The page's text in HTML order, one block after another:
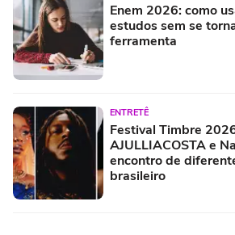
Enem 2026: como
estudos sem se
ferramenta
ENTRETÊ
Festival Timbre
AJULLIACOSTA e
encontro de
brasileiro